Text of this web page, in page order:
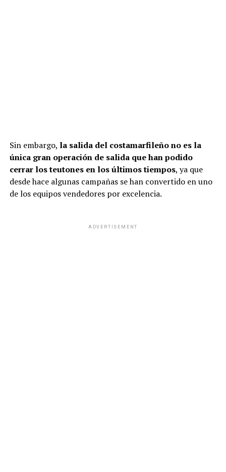
Sin embargo, la salida del costamarfileño no es la
única gran operación de salida que han podido
cerrar los teutones en los últimos tiempos, ya que
desde hace algunas campañas se han convertido en uno
de los equipos vendedores por excelencia.
ADVERTISEMENT